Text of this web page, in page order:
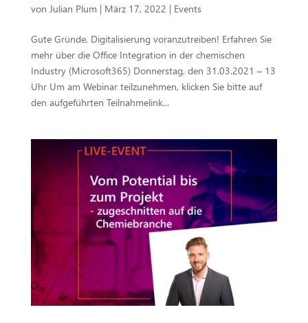
von Julian Plum | März 17, 2022 | Events
Gute Gründe, Digitalisierung voranzutreiben! Erfahren Sie
mehr über die Office Integration in der chemischen
Industry (Microsoft365) Donnerstag, den 31.03.2021 – 13
Uhr Um am Webinar teilzunehmen, klicken Sie bitte auf
den aufgeführten Teilnahmelink...